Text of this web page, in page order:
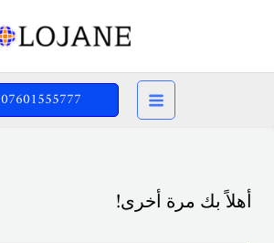
07601555777
أهلاً بك مرة أخرى!